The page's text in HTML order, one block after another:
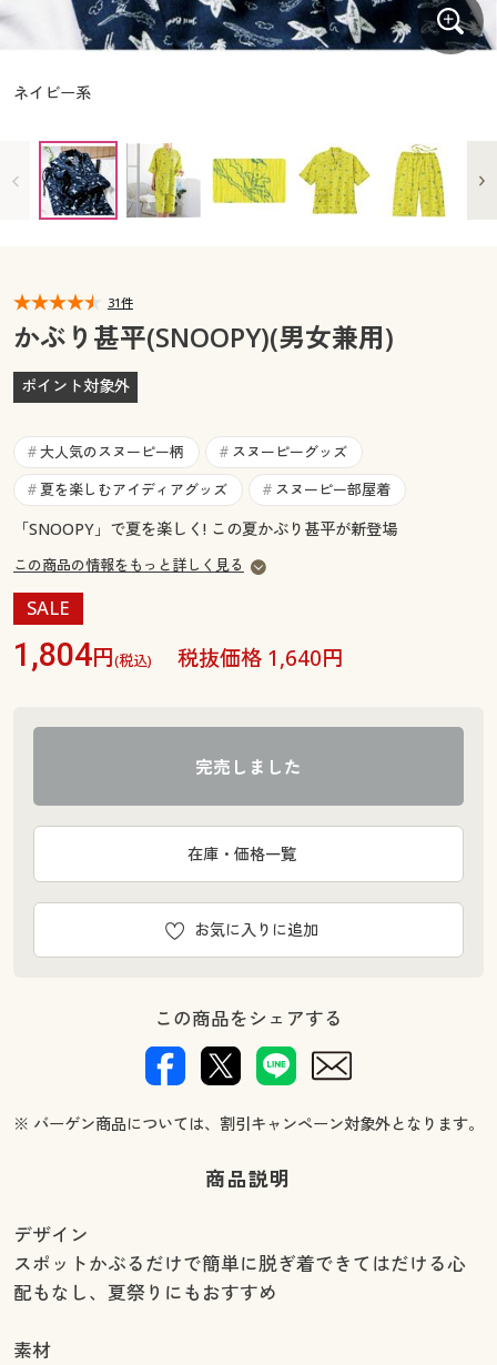
大きいサイズ メンズ
カタログ
カタログ・チラシからのご注文
デジタルカタログ
カタログ無料プレゼント
マイページ
閲覧履歴
お気に入り
サポート
ご利用ガイド
よくある質問とお問い合わせ
大きいサイズ 事務・制服
カタログ・チラシからのご注文
カタログ無料プレゼント
会員メニュー
閲覧履歴
お気に入り
ご利用ガイド
よくある質問とお問い合わせ
ネイビー系
31件
かぶり甚平(SNOOPY)(男女兼用)
ポイント対象外
# 大人気のスヌーピー柄 # スヌーピーグッズ
# 夏を楽しむアイディアグッズ # スヌーピー部屋着
「SNOOPY」で夏を楽しく! この夏かぶり甚平が新登場
この商品の情報をもっと詳しく見る
SALE
1,804円(税込) 税抜価格 1,640円
完売しました
お気に入りに追加
在庫・価格一覧
この商品をシェアする
※ バーゲン商品については、割引キャンペーン対象外となります。
商品説明
デザイン
スポットかぶるだけで簡単に脱ぎ着できてはだける心
配もなし、夏祭りにもおすすめ
素材